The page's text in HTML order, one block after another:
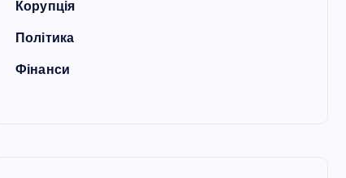
Корупція
Політика
Фінанси